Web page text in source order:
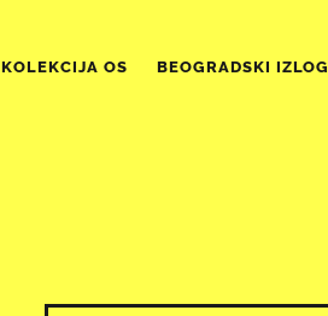
KOLEKCIJA OS BEOGRADSKI IZLOG